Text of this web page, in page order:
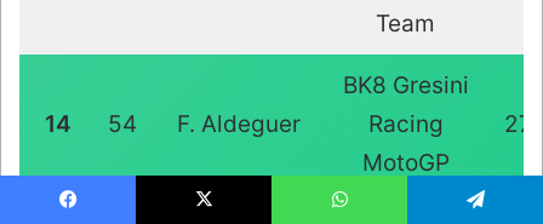
Team
14 54 F. Aldeguer
BK8 Gresini
Racing
MotoGP
27